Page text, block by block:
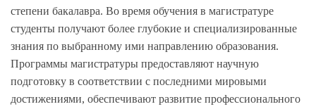
степени бакалавра. Во время обучения в магистратуре
студенты получают более глубокие и специализированные
знания по выбранному ими направлению образования.
Программы магистратуры предоставляют научную
подготовку в соответствии с последними мировыми
достижениями, обеспечивают развитие профессионального